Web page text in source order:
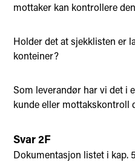
mottaker kan kontrollere
Holder det at sjekklisten er
konteiner?
Som leverandør har vi det i
kunde eller mottakskontroll
Svar 2F
Dokumentasjon listet i kap.